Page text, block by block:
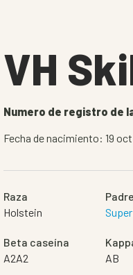
VH
Numero de registro de la
Fecha de nacimiento: 19
Raza
Holstein
Padre
Beta caseína
A2A2
AB